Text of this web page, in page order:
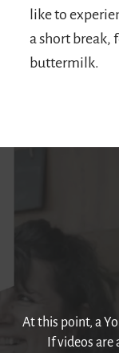
like to
a short break,
buttermilk.
At this point, a
If videos